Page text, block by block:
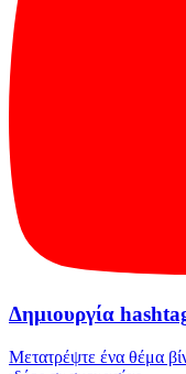
Δημιουργία
Μετατρέψτε ένα θέμα